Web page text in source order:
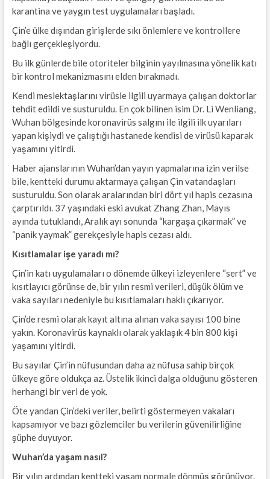
karantina ve yaygın test uygulamaları başladı.
Çin’e ülke dışından girişlerde sıkı önlemlere ve kontrollere
bağlı gerçekleşiyordu.
Bu ilk günlerde bile otoriteler bilginin yayılmasına yönelik katı
bir kontrol mekanizmasını elden bırakmadı.
Kendi meslektaşlarını virüsle ilgili uyarmaya çalışan doktorlar
tehdit edildi ve susturuldu. En çok bilinen isim Dr. Li Wenliang,
Wuhan bölgesinde koronavirüs salgını ile ilgili ilk uyarıları
yapan kişiydi ve çalıştığı hastanede kendisi de virüsü kaparak
yaşamını yitirdi.
Haber ajanslarının Wuhan’dan yayın yapmalarına izin verilse
bile, kentteki durumu aktarmaya çalışan Çin vatandaşları
susturuldu. Son olarak aralarından biri dört yıl hapis cezasına
çarptırıldı. 37 yaşındaki eski avukat Zhang Zhan, Mayıs
ayında tutuklandı, Aralık ayı sonunda “kargaşa çıkarmak” ve
“panik yaymak” gerekçesiyle hapis cezası aldı.
Kısıtlamalar işe yaradı mı?
Çin’in katı uygulamaları o dönemde ülkeyi izleyenlere “sert” ve
kısıtlayıcı görünse de, bir yılın resmi verileri, düşük ölüm ve
vaka sayıları nedeniyle bu kısıtlamaları haklı çıkarıyor.
Çin’de resmi olarak kayıt altına alınan vaka sayısı 100 bine
yakın. Koronavirüs kaynaklı olarak yaklaşık 4 bin 800 kişi
yaşamını yitirdi.
Bu sayılar Çin’in nüfusundan daha az nüfusa sahip birçok
ülkeye göre oldukça az. Üstelik ikinci dalga olduğunu gösteren
herhangi bir veri de yok.
Öte yandan Çin’deki veriler, belirti göstermeyen vakaları
kapsamıyor ve bazı gözlemciler bu verilerin güvenilirliğine
şüphe duyuyor.
Wuhan’da yaşam nasıl?
Bir yılın ardından kentteki yaşam normale dönmüş görünüyor.